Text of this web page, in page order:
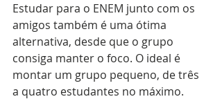
Estudar para o ENEM junto com os
amigos também é uma ótima
alternativa, desde que o grupo
consiga manter o foco. O ideal é
montar um grupo pequeno, de três
a quatro estudantes no máximo.